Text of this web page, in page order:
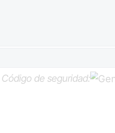
Código de seguridad: